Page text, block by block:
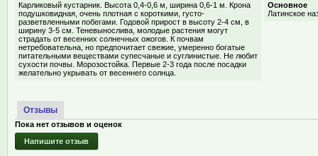
Карликовый кустарник. Высота 0,4-0,6 м, ширина 0,6-1 м. Крона
подушковидная, очень плотная с короткими, густо-
разветвленными побегами. Годовой прирост в высоту 2-4 см, в
ширину 3-5 см. Теневынослива, молодые растения могут
страдать от весенних солнечных ожогов. К почвам
нетребовательна, но предпочитает свежие, умеренно богатые
питательными веществами супесчаные и суглинистые. Не любит
сухости почвы. Морозостойка. Первые 2-3 года после посадки
желательно укрывать от весеннего солнца.
Основное
Латинское
Отзывы
Пока нет отзывов и оценок
Напишите отзыв